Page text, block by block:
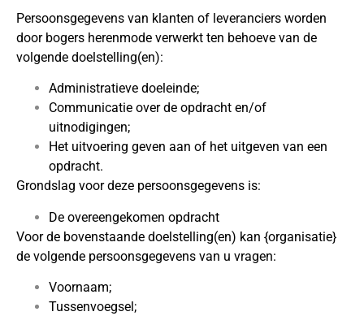
Persoonsgegevens van klanten of leveranciers worden
door bogers herenmode verwerkt ten behoeve van de
volgende doelstelling(en):
Administratieve doeleinde;
Communicatie over de opdracht en/of
uitnodigingen;
Het uitvoering geven aan of het uitgeven van een
opdracht.
Grondslag voor deze persoonsgegevens is:
De overeengekomen opdracht
Voor de bovenstaande doelstelling(en) kan {organisatie}
de volgende persoonsgegevens van u vragen:
Voornaam;
Tussenvoegsel;